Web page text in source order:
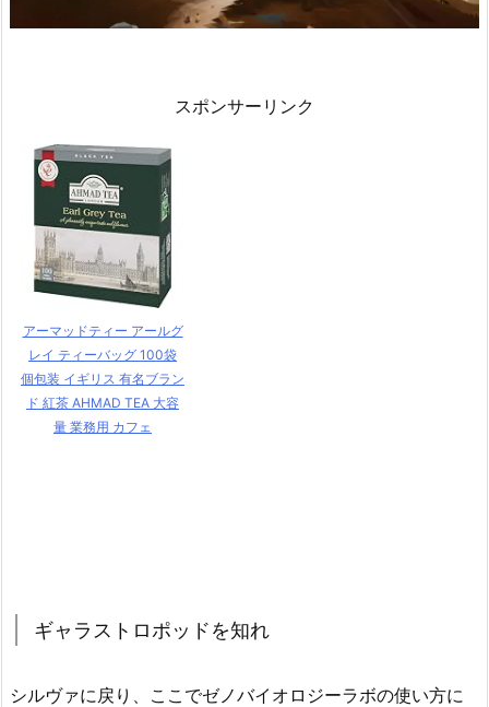
スポンサーリンク
アーマッドティー アールグ
レイ ティーバッグ 100袋
個包装 イギリス 有名ブラン
ド 紅茶 AHMAD TEA 大容
量 業務用 カフェ
ギャラストロポッドを知れ
シルヴァに戻り、ここでゼノバイオロジーラボの使い方に